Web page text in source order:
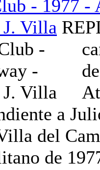
- 1977 -
Villa
a
del
de